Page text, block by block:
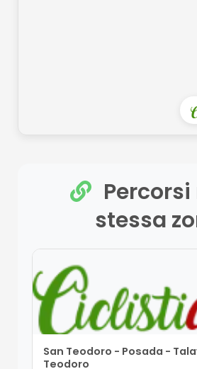
stessa
San Teodoro - Posada -
Teodoro